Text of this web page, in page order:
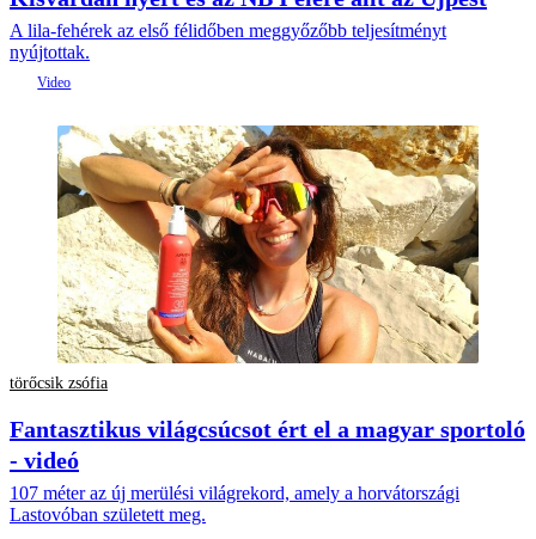
A lila-fehérek az első félidőben meggyőzőbb teljesítményt
nyújtottak.
törőcsik zsófia
Fantasztikus világcsúcsot ért el a magyar sportoló
- videó
107 méter az új merülési világrekord, amely a horvátországi
Lastovóban született meg.